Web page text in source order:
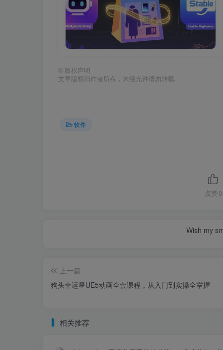
© 版权声明
文章版权归作者所有，未经允许请勿转载。
软件
点赞 0
Wish my
上一篇
狗头幸运星UE5动画全套课程，从入门到实操全掌握
相关推荐